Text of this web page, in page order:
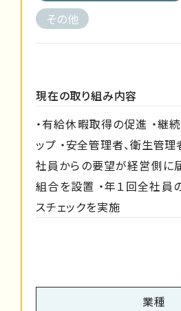
その他
現在の取り組み内容
・有給休暇取得の促進 ・継
ップ ・安全管理者、衛生管理
社員からの要望が経営側に
組合を設置 ・年１回全社員
スチェックを実施
業種